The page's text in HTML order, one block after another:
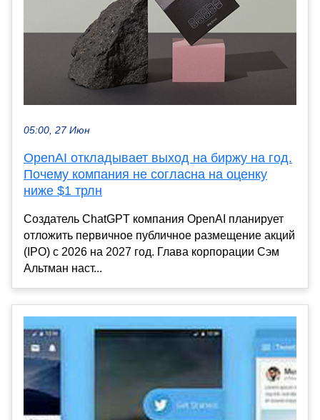
05:00, 27 Июн
OpenAI откладывает выход на биржу на год.
Почему компания не согласна на оценку
ниже $1 трлн
Создатель ChatGPT компания OpenAI планирует
отложить первичное публичное размещение акций
(IPO) с 2026 на 2027 год. Глава корпорации Сэм
Альтман наст...